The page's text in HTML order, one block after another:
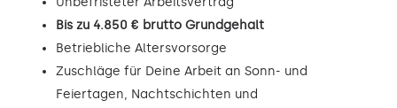
Bis zu 4.850 € brutto Grundgehalt
Betriebliche Altersvorsorge
Zuschläge für Deine Arbeit an Sonn- und
Feiertagen, Nachtschichten und